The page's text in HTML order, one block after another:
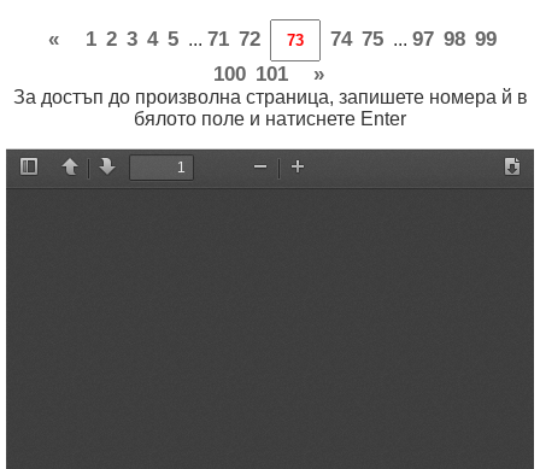
« 1 2 3 4 5 ... 71 72 74 75 ... 97 98 99
100 101 »
За достъп до произволна страница, запишете номера й в
бялото поле и натиснете Enter